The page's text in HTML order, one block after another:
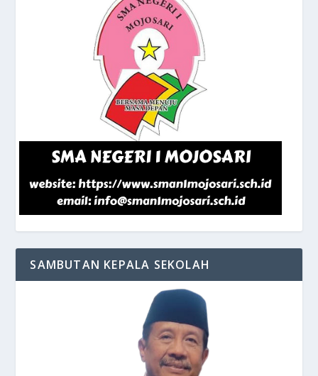
SAMBUTAN KEPALA SEKOLAH